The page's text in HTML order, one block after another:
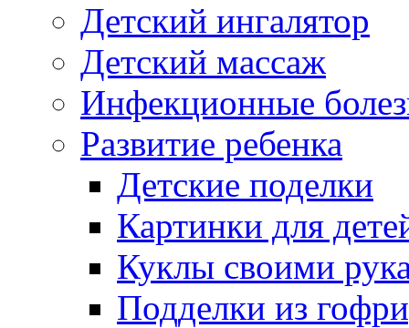
Детский ингалятор
Детский массаж
Инфекционные
Развитие ребенка
Детские поделки
Картинки для
Куклы своими
Подделки из